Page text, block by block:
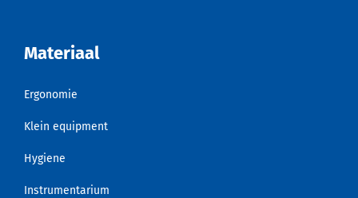
Materiaal
Ergonomie
Klein equipment
Hygiene
Instrumentarium